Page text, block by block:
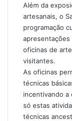
Além da
artesanais, o
programação
apresentações
oficinas de
visitantes.
As oficinas
técnicas
incentivando a
só estas
técnicas